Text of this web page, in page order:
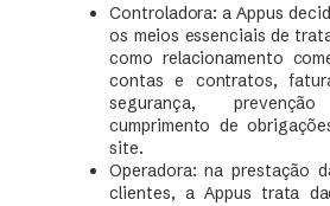
Controladora: a Appus
os meios essenciais de
como relacionamento
contas e contratos,
segurança,
cumprimento de
site.
Operadora: na prestação
clientes, a Appus trata